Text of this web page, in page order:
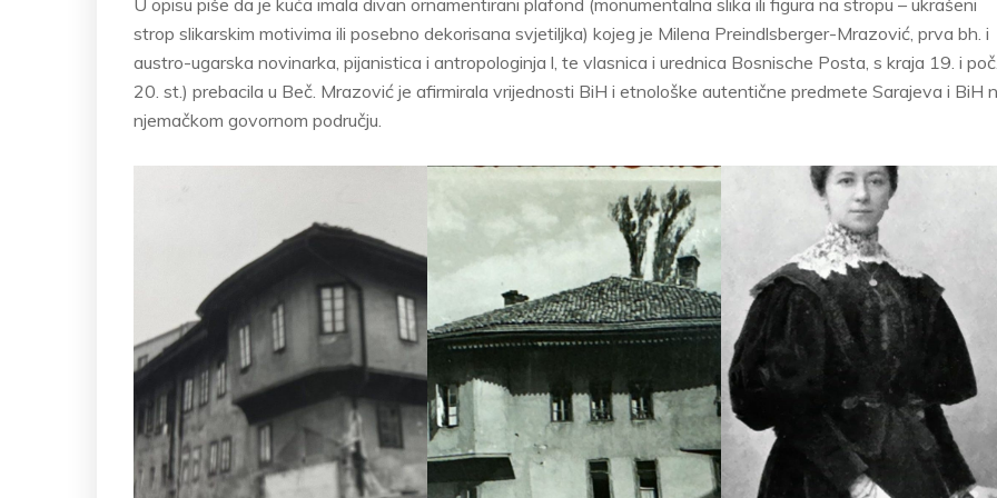
U opisu piše da je kuća imala divan ornamentirani plafond (monumentalna slika ili figura na stropu – ukrašeni
strop slikarskim motivima ili posebno dekorisana svjetiljka) kojeg je Milena Preindlsberger-Mrazović, prva bh. i
austro-ugarska novinarka, pijanistica i antropologinja l, te vlasnica i urednica Bosnische Posta, s kraja 19. i
20. st.) prebacila u Beč. Mrazović je afirmirala vrijednosti BiH i etnološke autentične predmete Sarajeva i BiH
njemačkom govornom području.